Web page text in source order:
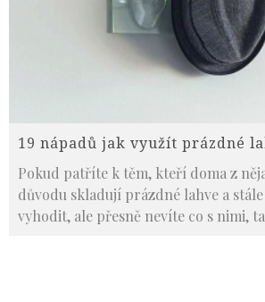
19 nápadů jak využít prázdné
Pokud patříte k těm, kteří doma z
důvodu skladují prázdné lahve a
vyhodit, ale přesně nevíte co s nimi,